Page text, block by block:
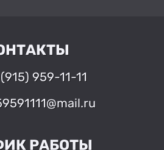
959-11-11
РАБОТЫ